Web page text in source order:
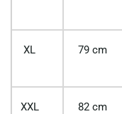
XL 79 cm
XXL 82 cm